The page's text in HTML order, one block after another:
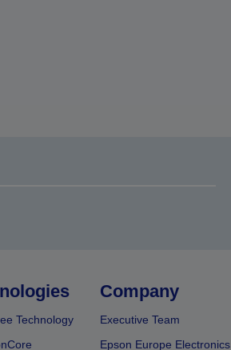
Technology
Company
Executive Team
Epson Europe Electronics